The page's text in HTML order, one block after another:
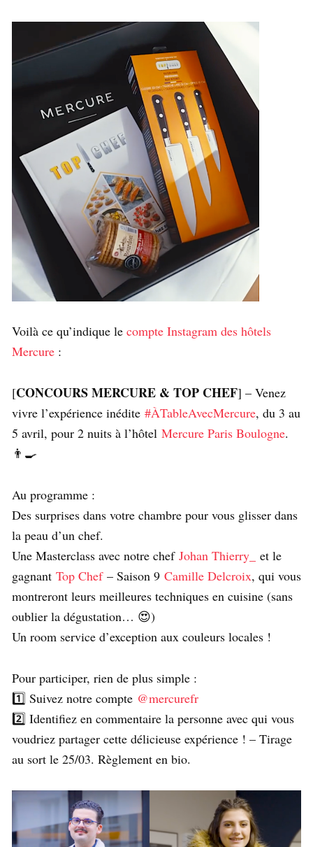
Voilà ce qu’indique le compte Instagram des hôtels
Mercure :
[CONCOURS MERCURE & TOP CHEF] – Venez
vivre l’expérience inédite #ÀTableAvecMercure, du 3 au
5 avril, pour 2 nuits à l’hôtel Mercure Paris Boulogne.
👨‍🍳
Au programme :
Des surprises dans votre chambre pour vous glisser dans
la peau d’un chef.
Une Masterclass avec notre chef Johan Thierry_
et le
gagnant Top Chef– Saison 9 Camille Delcroix, qui vous
montreront leurs meilleures techniques en cuisine (sans
oublier la dégustation… 😍)
Un room service d’exception aux couleurs locales !
Pour participer, rien de plus simple :
1️⃣ Suivez notre compte @mercurefr
2️⃣ Identifiez en commentaire la personne avec qui vous
voudriez partager cette délicieuse expérience ! – Tirage
au sort le 25/03. Règlement en bio.